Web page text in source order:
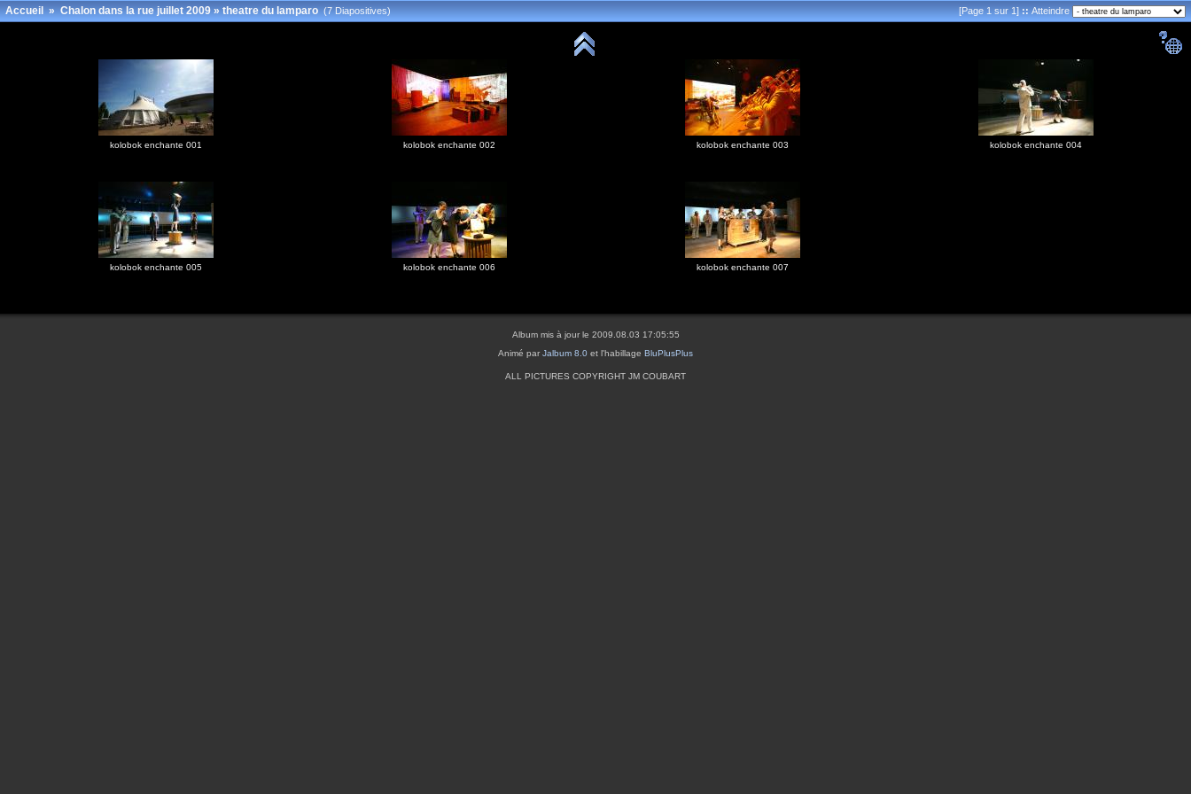
Accueil»Chalon dans la rue juillet 2009»theatre du lamparo (7 Diapositives) [Page 1 sur 1]::Atteindre
kolobok enchante 001 kolobok enchante 002 kolobok enchante 003 kolobok enchante 004
kolobok enchante 005 kolobok enchante 006 kolobok enchante 007
Album mis à jour le 2009.08.03 17:05:55
Animé par Jalbum 8.0 et l'habillage BluPlusPlus
ALL PICTURES COPYRIGHT JM COUBART